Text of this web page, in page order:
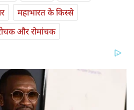
महाभारत के किस्से
और रोमांचक